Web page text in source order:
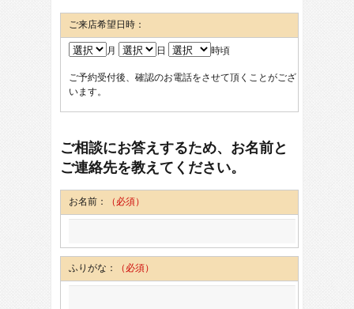
ご来店希望日時：
月
日
時頃
ご予約受付後、確認のお電話をさせて頂くことがござ
います。
ご相談にお答えするため、お名前と
ご連絡先を教えてください。
お名前： （必須）
ふりがな： （必須）